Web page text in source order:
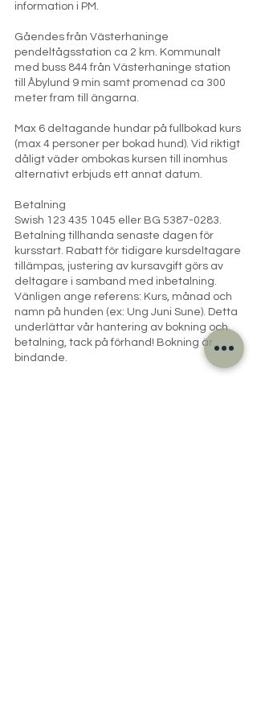
information i PM.
Gåendes från Västerhaninge
pendeltågsstation ca 2 km. Kommunalt
med buss 844 från Västerhaninge station
till Åbylund 9 min samt promenad ca 300
meter fram till ängarna.
Max 6 deltagande hundar på fullbokad kurs
(max 4 personer per bokad hund). Vid riktigt
dåligt väder ombokas kursen till inomhus
alternativt erbjuds ett annat datum.
Betalning
Swish 123 435 1045 eller BG 5387-0283.
Betalning tillhanda senaste dagen för
kursstart. Rabatt för tidigare kursdeltagare
tillämpas, justering av kursavgift görs av
deltagare i samband med inbetalning.
Vänligen ange referens: Kurs, månad och
namn på hunden (ex: Ung Juni Sune). Detta
underlättar vår hantering av bokning och
betalning, tack på förhand! Bokning är
bindande.